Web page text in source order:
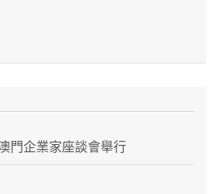
門企業家座談會舉行